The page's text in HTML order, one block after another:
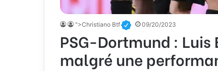
">Christiano Btf 09/20/2023
PSG-Dortmund :
malgré une